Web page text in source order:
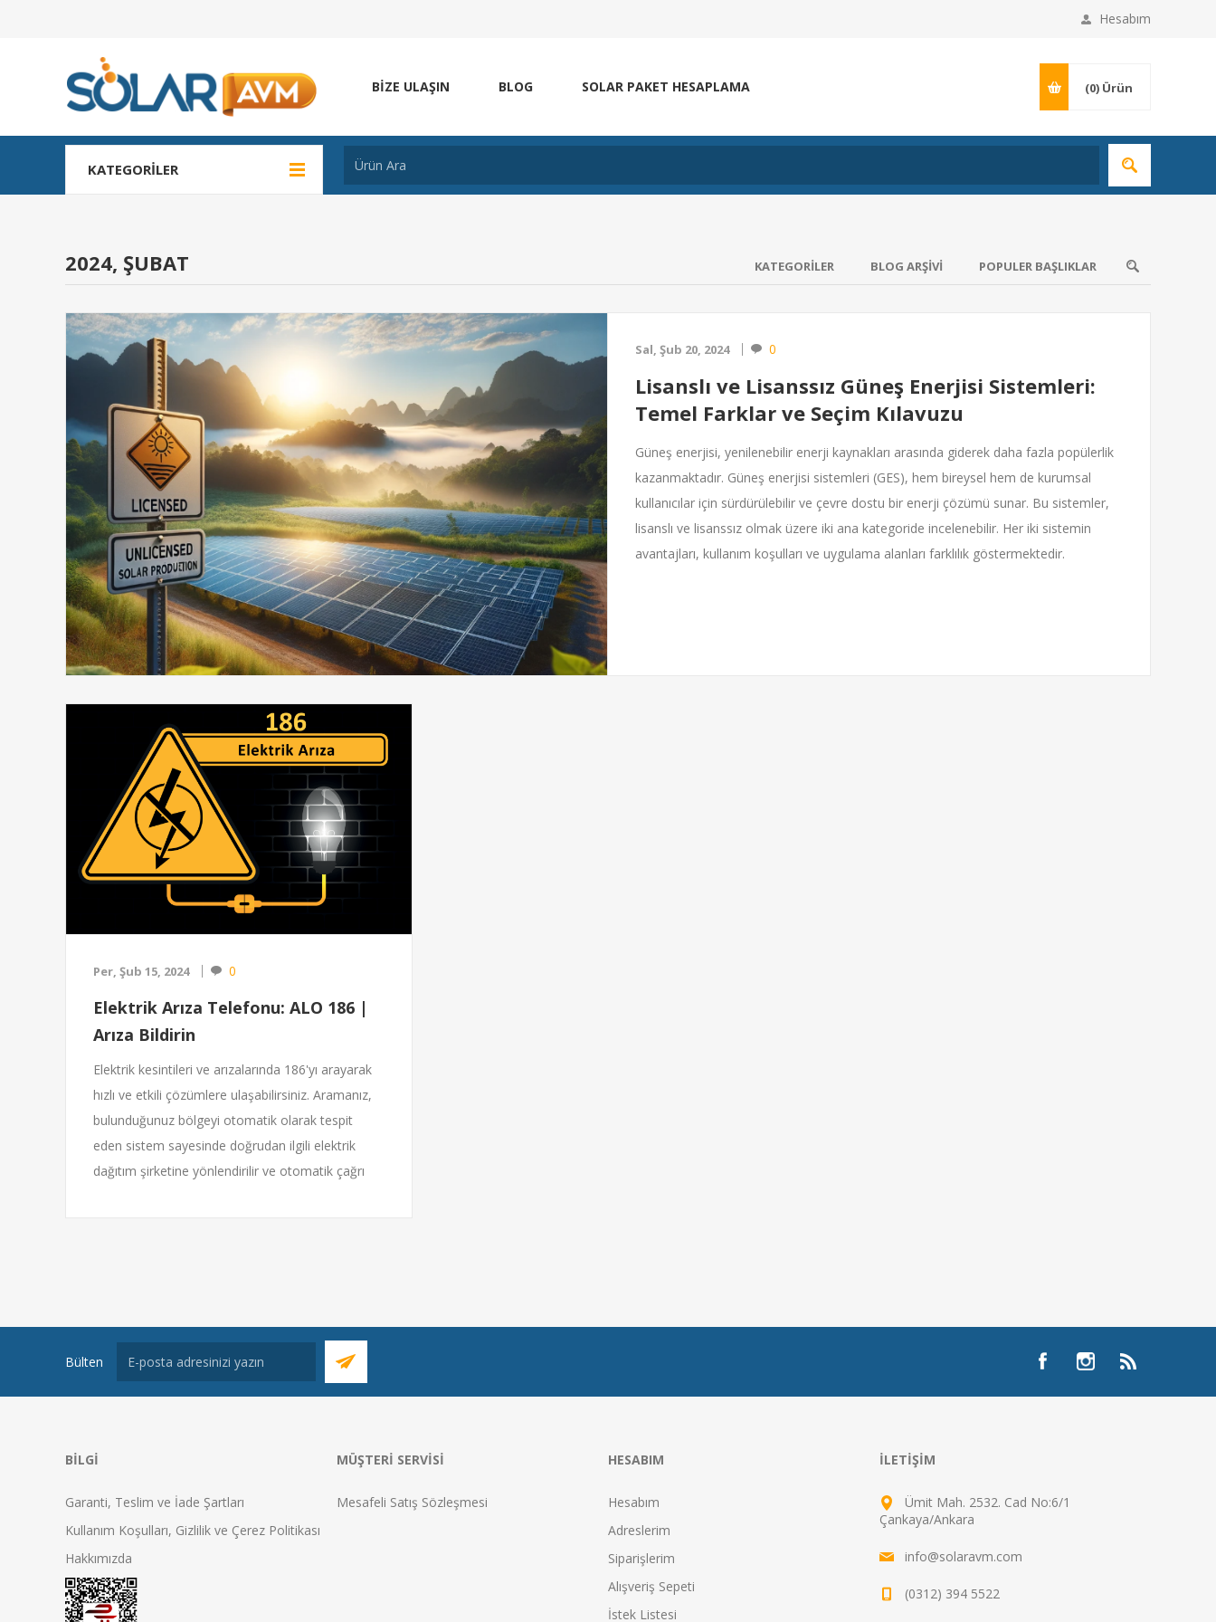
Hesabım
BIZE ULAŞIN BLOG SOLAR PAKET HESAPLAMA (0) Ürün
KATEGORILER
2024, ŞUBAT
Sal, Şub 20, 2024 0
Lisanslı ve Lisanssız Güneş Enerjisi Sistemleri:
Temel Farklar ve Seçim Kılavuzu
Güneş enerjisi, yenilenebilir enerji kaynakları arasında giderek daha fazla popülerlik
kazanmaktadır. Güneş enerjisi sistemleri (GES), hem bireysel hem de kurumsal
kullanıcılar için sürdürülebilir ve çevre dostu bir enerji çözümü sunar. Bu sistemler,
lisanslı ve lisanssız olmak üzere iki ana kategoride incelenebilir. Her iki sistemin
avantajları, kullanım koşulları ve uygulama alanları farklılık göstermektedir.
Per, Şub 15, 2024 0
Elektrik Arıza Telefonu: ALO 186 |
Arıza Bildirin
Elektrik kesintileri ve arızalarında 186'yı arayarak
hızlı ve etkili çözümlere ulaşabilirsiniz. Aramanız,
bulunduğunuz bölgeyi otomatik olarak tespit
eden sistem sayesinde doğrudan ilgili elektrik
dağıtım şirketine yönlendirilir ve otomatik çağrı
KATEGORILER BLOG ARŞIVI POPULER BAŞLIKLAR
Bülten
BILGI
Garanti, Teslim ve İade Şartları
Kullanım Koşulları, Gizlilik ve Çerez Politikası
Hakkımızda
MÜŞTERI SERVISI
Mesafeli Satış Sözleşmesi
HESABIM
Hesabım
Adreslerim
Siparişlerim
Alışveriş Sepeti
İstek Listesi
İLETIŞIM
Ümit Mah. 2532. Cad No:6/1
Çankaya/Ankara
info@solaravm.com
(0312) 394 5522